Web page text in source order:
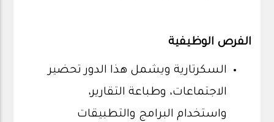
الفرص الوظيفية
السكرتارية ويشمل هذا الدور تحضير
الاجتماعات، وطباعة التقارير،
واستخدام البرامج والتطبيقات